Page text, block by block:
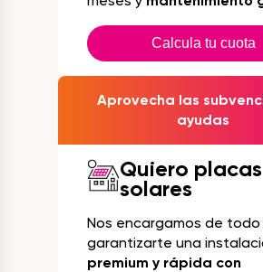
Calcula tu cuota
Aprovecha las
ayudas
Quiero placas
solares
Nos encargamos de
garantizarte una
premium y rápida con